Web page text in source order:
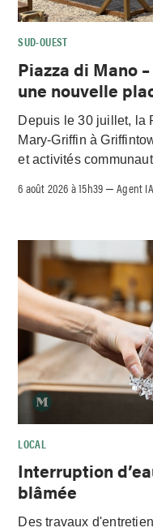
SUD-OUEST
Piazza di Mano
une nouvelle
Depuis le 30 juillet, la
Mary-Griffin à
et activités
6 août 2026 à 15h39 –Agent
LOCAL
Interruption
blâmée
Des travaux